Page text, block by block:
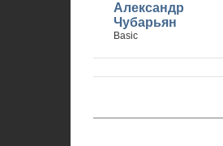
Александр
Чубарьян
Basic